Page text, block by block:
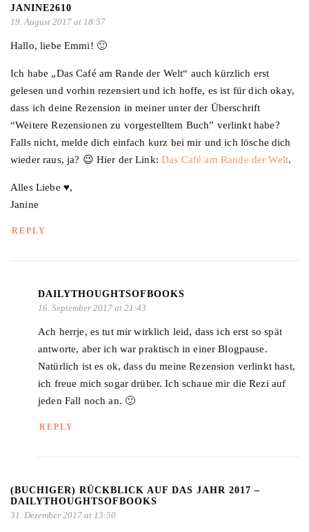
JANINE2610
19. August 2017 at 18:57
Hallo, liebe Emmi! 🙂
Ich habe „Das Café am Rande der Welt“ auch kürzlich erst
gelesen und vorhin rezensiert und ich hoffe, es ist für dich okay,
dass ich deine Rezension in meiner unter der Überschrift
“Weitere Rezensionen zu vorgestelltem Buch” verlinkt habe?
Falls nicht, melde dich einfach kurz bei mir und ich lösche dich
wieder raus, ja? 😉 Hier der Link:Das Café am Rande der Welt.
Alles Liebe ♥,
Janine
REPLY
DAILYTHOUGHTSOFBOOKS
16. September 2017 at 21:43
Ach herrje, es tut mir wirklich leid, dass ich erst so spät
antworte, aber ich war praktisch in einer Blogpause.
Natürlich ist es ok, dass du meine Rezension verlinkt hast,
ich freue mich sogar drüber. Ich schaue mir die Rezi auf
jeden Fall noch an. 🙂
REPLY
(BUCHIGER) RÜCKBLICK AUF DAS JAHR 2017 –
DAILYTHOUGHTSOFBOOKS
31. Dezember 2017 at 13:50